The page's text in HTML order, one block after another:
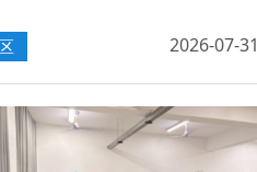
2026-07-31